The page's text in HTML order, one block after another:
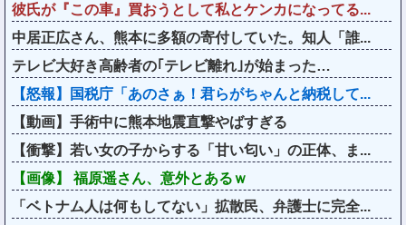
彼氏が『この車』買おうとして私とケンカになってる...
中居正広さん、熊本に多額の寄付していた。知人「誰...
テレビ大好き高齢者の｢テレビ離れ｣が始まった…
【怒報】国税庁「あのさぁ！君らがちゃんと納税して...
【動画】手術中に熊本地震直撃やばすぎる
【衝撃】若い女の子からする「甘い匂い」の正体、ま...
【画像】 福原遥さん、意外とあるｗ
「ベトナム人は何もしてない」拡散民、弁護士に完全...